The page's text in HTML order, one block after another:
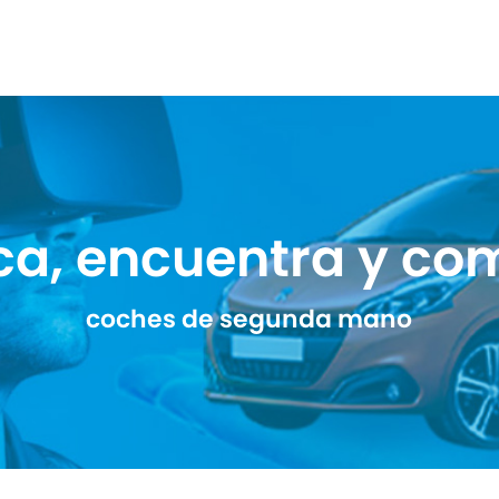
encuentra y
coches de segunda mano